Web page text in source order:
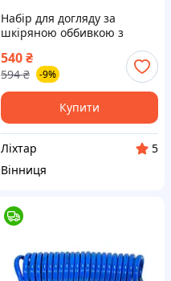
Набір для догляду за
шкіряною оббивкою з
HELPIX (4823075810505)
[5900-liht]
540₴
594 ₴ -9%
Купити
Ліхтар
5
Вінниця